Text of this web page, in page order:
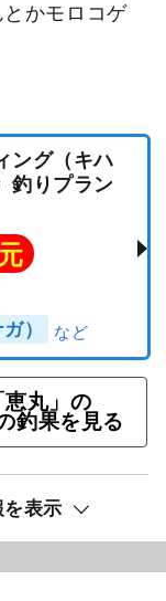
かモロコゲ
ング（キハ
釣りプラン
）
恵丸」の
釣果を見る
表示